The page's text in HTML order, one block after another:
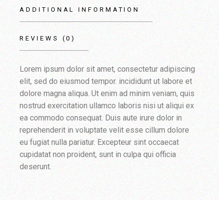
ADDITIONAL INFORMATION
REVIEWS (0)
Lorem ipsum dolor sit amet, consectetur adipiscing
elit, sed do eiusmod tempor. incididunt ut labore et
dolore magna aliqua. Ut enim ad minim veniam, quis
nostrud exercitation ullamco laboris nisi ut aliqui ex
ea commodo consequat. Duis aute irure dolor in
reprehenderit in voluptate velit esse cillum dolore
eu fugiat nulla pariatur. Excepteur sint occaecat
cupidatat non proident, sunt in culpa qui officia
deserunt.